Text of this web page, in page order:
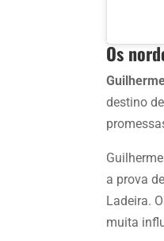
Os
destino
a prova
Ladeira.
muita